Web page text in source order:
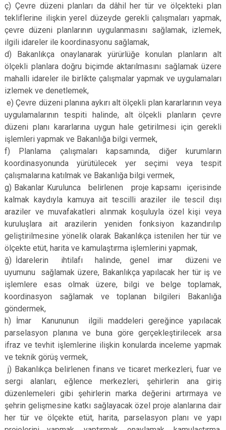
ç) Çevre düzeni planları da dâhil her tür ve ölçekteki plan
tekliflerine ilişkin yerel düzeyde gerekli çalışmaları yapmak,
çevre düzeni planlarının uygulanmasını sağlamak, izlemek,
ilgili idareler ile koordinasyonu sağlamak,
d) Bakanlıkça onaylanarak yürürlüğe konulan planların alt
ölçekli planlara doğru biçimde aktarılmasını sağlamak üzere
mahalli idareler ile birlikte çalışmalar yapmak ve uygulamaları
izlemek ve denetlemek,
e) Çevre düzeni planına aykırı alt ölçekli plan kararlarının veya
uygulamalarının tespiti halinde, alt ölçekli planların çevre
düzeni planı kararlarına uygun hale getirilmesi için gerekli
işlemleri yapmak ve Bakanlığa bilgi vermek,
f) Planlama çalışmaları kapsamında, diğer kurumların
koordinasyonunda yürütülecek yer seçimi veya tespit
çalışmalarına katılmak ve Bakanlığa bilgi vermek,
g) Bakanlar Kurulunca belirlenen proje kapsamı içerisinde
kalmak kaydıyla kamuya ait tescilli araziler ile tescil dışı
araziler ve muvafakatleri alınmak koşuluyla özel kişi veya
kuruluşlara ait arazilerin yeniden fonksiyon kazandırılıp
geliştirilmesine yönelik olarak Bakanlıkça istenilen her tür ve
ölçekte etüt, harita ve kamulaştırma işlemlerini yapmak,
ğ) İdarelerin ihtilafı halinde, genel imar düzeni ve
uyumunu sağlamak üzere, Bakanlıkça yapılacak her tür iş ve
işlemlere esas olmak üzere, bilgi ve belge toplamak,
koordinasyon sağlamak ve toplanan bilgileri Bakanlığa
göndermek,
h) İmar Kanununun ilgili maddeleri gereğince yapılacak
parselasyon planına ve buna göre gerçekleştirilecek arsa
ifraz ve tevhit işlemlerine ilişkin konularda inceleme yapmak
ve teknik görüş vermek,
j) Bakanlıkça belirlenen finans ve ticaret merkezleri, fuar ve
sergi alanları, eğlence merkezleri, şehirlerin ana giriş
düzenlemeleri gibi şehirlerin marka değerini artırmaya ve
şehrin gelişmesine katkı sağlayacak özel proje alanlarına dair
her tür ve ölçekte etüt, harita, parselasyon planı ve yapı